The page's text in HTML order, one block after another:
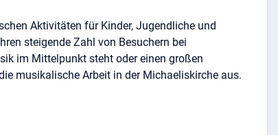
Aktivitäten für Kinder, Jugendliche und
steigende Zahl von Besuchern bei
im Mittelpunkt steht oder einen großen
musikalische Arbeit in der Michaeliskirche aus.